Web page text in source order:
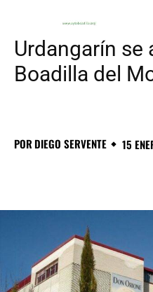
Urdangarín se
Boadilla del
POR DIEGO SERVENTE 15